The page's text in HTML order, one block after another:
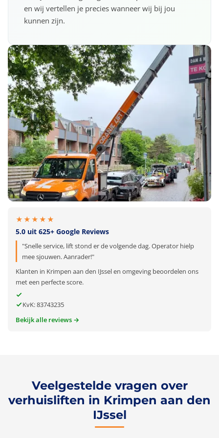
en wij vertellen je precies wanneer wij bij jou
kunnen zijn.
★★★★★
5.0 uit 625+ Google Reviews
"Snelle service, lift stond er de volgende dag. Operator hielp
mee sjouwen. Aanrader!"
Klanten in Krimpen aan den IJssel en omgeving beoordelen ons
met een perfecte score.
KvK: 83743235
Bekijk alle reviews →
Veelgestelde vragen over
verhuisliften in Krimpen aan den
IJssel